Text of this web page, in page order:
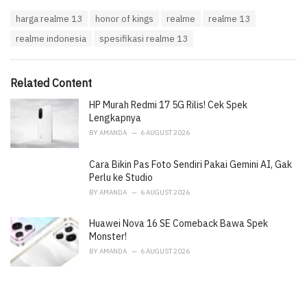
i
harga realme 13 honor of kings realme
realme 13
realme indonesia
spesifikasi realme 13
Related Content
HP Murah Redmi 17 5G Rilis! Cek Spek
Lengkapnya
BY AMANDA 6 AUGUST 2026
Cara Bikin Pas Foto Sendiri Pakai Gemini AI, Gak
Perlu ke Studio
BY AMANDA 6 AUGUST 2026
Huawei Nova 16 SE Comeback Bawa Spek
Monster!
BY AMANDA 6 AUGUST 2026